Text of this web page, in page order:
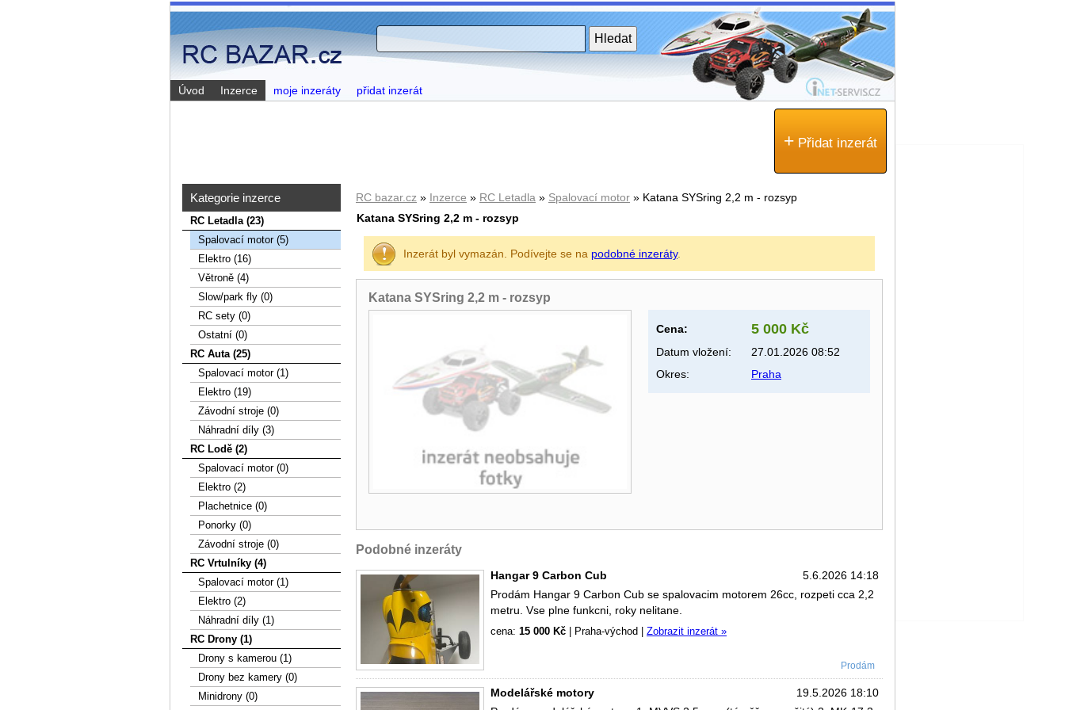
Katana SYSring 2,2 m - rozsyp
Inzerát byl vymazán. Podívejte se na podobné inzeráty.
Katana SYSring 2,2 m - rozsyp
Cena: 5 000 Kč
Datum vložení:
27.01.2026 08:52
Okres:
Praha
Podobné inzeráty
5.6.2026 14:18
Hangar 9 Carbon Cub
Prodám Hangar 9 Carbon Cub se spalovacim motorem 26cc, rozpeti cca 2,2
metru. Vse plne funkcni, roky nelitane.
cena: 15 000 Kč Praha-východ Zobrazit inzerát »
Prodám
19.5.2026 18:10
Modelářské motory
RC bazar.cz » Inzerce » RC Letadla » Spalovací­ motor » Katana SYSring 2,2 m - rozsyp
Kategorie inzerce
RC Letadla (23)
Spalovací­ motor (5)
Elektro (16)
Větroně (4)
Slow/park fly (0)
RC sety (0)
Ostatní (0)
RC Auta (25)
Spalovací motor (1)
Elektro (19)
Závodní stroje (0)
Náhradní díly (3)
RC Lodě (2)
Spalovací motor (0)
Elektro (2)
Plachetnice (0)
Ponorky (0)
Závodní stroje (0)
RC Vrtulníky (4)
Spalovací motor (1)
Elektro (2)
Náhradní díly (1)
RC Drony (1)
Drony s kamerou (1)
Drony bez kamery (0)
Minidrony (0)
Úvod Inzerce moje inzeráty přidat inzerát
+ Přidat inzerát